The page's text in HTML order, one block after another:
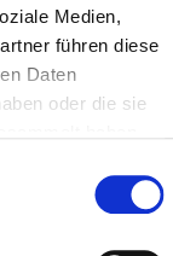
Medien,
führen diese
Daten
oder die sie